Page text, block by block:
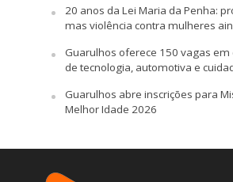
20 anos da Lei Maria da Penha:
mas violência contra mulheres
Guarulhos oferece 150 vagas em
de tecnologia, automotiva e
Guarulhos abre inscrições para
Melhor Idade 2026